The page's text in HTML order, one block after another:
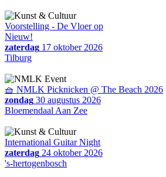
Voorstelling - De Vloer op
Nieuw!
zaterdag 17 oktober 2026
Tilburg
🧺 NMLK Picknicken @ The Beach 2026
zondag 30 augustus 2026
Bloemendaal Aan Zee
International Guitar Night
zaterdag 24 oktober 2026
's-hertogenbosch